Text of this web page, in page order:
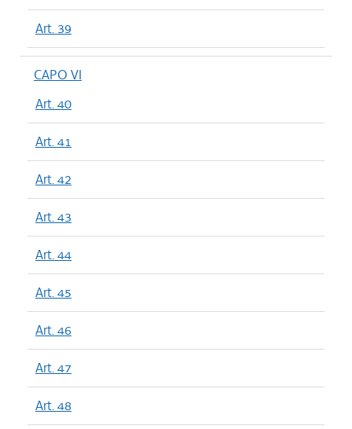
Art. 39
CAPO VI
Art. 40
Art. 41
Art. 42
Art. 43
Art. 44
Art. 45
Art. 46
Art. 47
Art. 48